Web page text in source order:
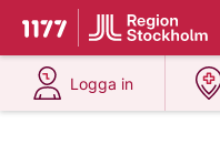
Till startsidan för 1177
Du har valt region
Logga in
på 1177.se